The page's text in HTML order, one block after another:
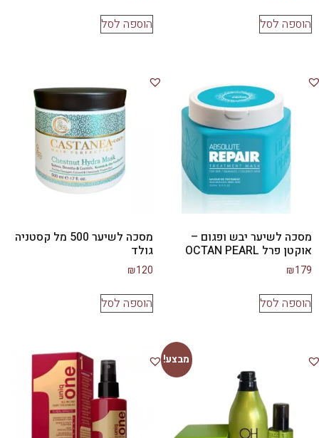
הוספה לסל הוספה לסל
מסכה לשיער יבש ופגום –
אוקטן פרל OCTAN PEARL
₪179
הוספה לסל
מסכה לשיער 500 מל קסטניה
גולד
₪120
הוספה לסל
מבצע!